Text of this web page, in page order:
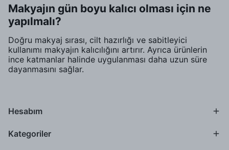
Makyajın gün boyu kalıcı olması için ne
yapılmalı?
Doğru makyaj sırası, cilt hazırlığı ve sabitleyici
kullanımı makyajın kalıcılığını artırır. Ayrıca ürünlerin
ince katmanlar halinde uygulanması daha uzun süre
dayanmasını sağlar.
Hesabım
Kategoriler